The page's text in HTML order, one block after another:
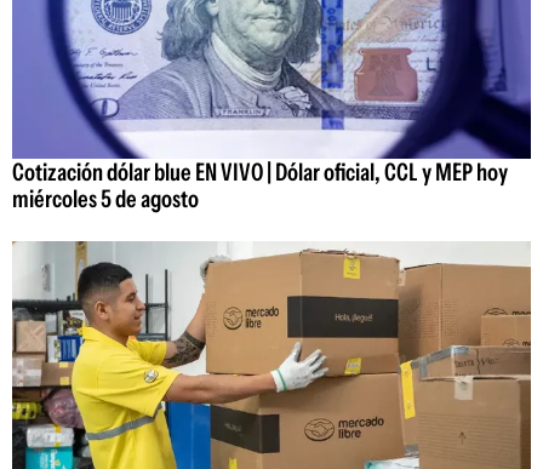
Cotización dólar blue EN VIVO | Dólar oficial, CCL y MEP hoy
miércoles 5 de agosto